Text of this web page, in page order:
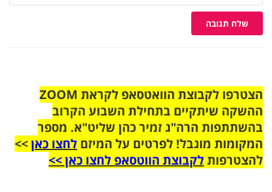
שלח תגובה
הצטרפו לקבוצת הוואטסאפ לקראת ZOOM
ההשקה שיתקיים בתחילת השבוע הקרוב
בהשתתפות הרה"ג זמיר כהן שליט"א. מספר
המקומות מוגבל! לפרטים על המיזם לחצו כאן>>
להצטרפותלקבוצת הווטסאפ לחצו כאן >>